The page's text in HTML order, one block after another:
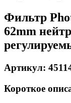
Фильтр
62mm
Артикул:
Короткое